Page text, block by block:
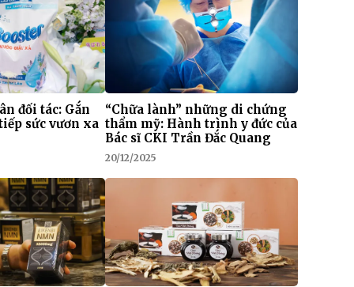
đối tác: Gắn
sức vươn xa
“Chữa lành” những di chứng
thẩm mỹ: Hành trình y đức của
Bác sĩ CKI Trần Đắc Quang
20/12/2025